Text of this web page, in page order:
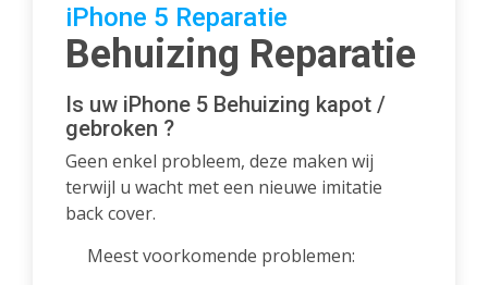
iPhone 5 Reparatie
Behuizing Reparatie
Is uw iPhone 5 Behuizing kapot /
gebroken ?
Geen enkel probleem, deze maken wij
terwijl u wacht met een nieuwe imitatie
back cover.
Meest voorkomende problemen: